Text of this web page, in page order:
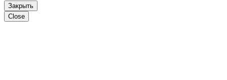
Закрыть
Close